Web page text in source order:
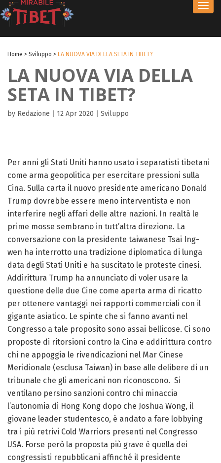
Home > Sviluppo > LA NUOVA VIA DELLA SETA IN TIBET?
LA NUOVA VIA DELLA
SETA IN TIBET?
by Redazione 12 Apr 2020 Sviluppo
Per anni gli Stati Uniti hanno usato i separatisti tibetani
come arma geopolitica per esercitare pressioni sulla
Cina. Sulla carta il nuovo presidente americano Donald
Trump dovrebbe essere meno interventista e non
interferire negli affari delle altre nazioni. In realtà le
prime mosse sembrano in tutt’altra direzione. La
conversazione con la presidente taiwanese Tsai Ing-
wen ha interrotto una tradizione diplomatica di lunga
data degli Stati Uniti e ha suscitato le proteste cinesi.
Addirittura Trump ha annunciato di voler usare la
questione delle due Cine come aperta arma di ricatto
per ottenere vantaggi nei rapporti commerciali con il
gigante asiatico. Le spinte che si fanno avanti nel
Congresso a tale proposito sono assai bellicose. Ci sono
proposte di ritorsioni contro la Cina e addirittura contro
chi ne appoggia le rivendicazioni nel Mar Cinese
Meridionale (esclusa Taiwan) in base alle delibere di un
tribunale che gli americani non riconoscono. Si
ventilano persino sanzioni contro chi minaccia
l’autonomia di Hong Kong dopo che Joshua Wong, il
giovane leader studentesco, è andato a fare lobbying
tra i più retrivi Cold Warriors presenti nel Congresso
USA. Forse però la proposta più grave è quella dei
congressisti repubblicani affinché il presidente